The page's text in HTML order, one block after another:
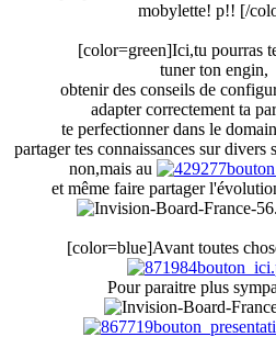
mobylette! p!! [/
[color=green]Ici,tu pourras
tuner ton engin,
obtenir des conseils de
adapter correctement ta
te perfectionner dans le
partager tes connaissances sur divers
non,mais au
et même faire partager
[color=blue]Avant toutes
Pour paraitre plus